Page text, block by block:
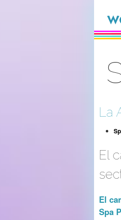
La
El
El
Spa